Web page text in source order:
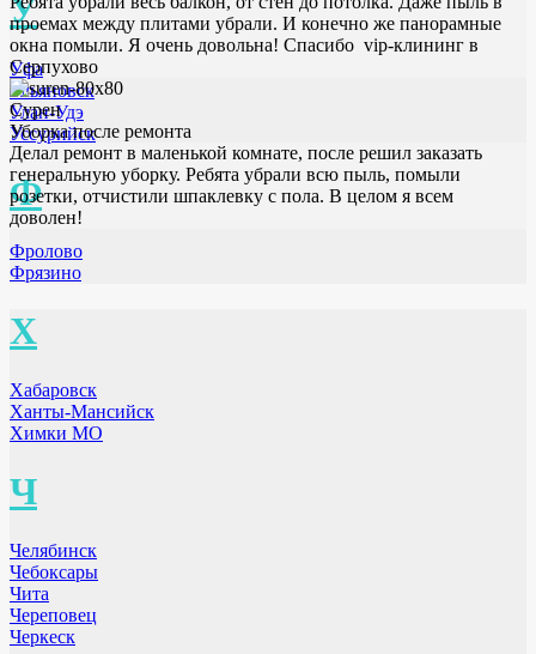
У
Уфа
Ульяновск
Улан-Удэ
Уссурийск
Ф
Фролово
Фрязино
Х
Хабаровск
Ханты-Мансийск
Химки МО
Ч
Челябинск
Чебоксары
Чита
Череповец
Черкеск
проемах между плитами убрали. И конечно же панорамные
окна помыли. Я очень довольна! Спасибо vip-клининг в
Серпухово
Сурен
Уборка после ремонта
Делал ремонт в маленькой комнате, после решил заказать
генеральную уборку. Ребята убрали всю пыль, помыли
розетки, отчистили шпаклевку с пола. В целом я всем
доволен!